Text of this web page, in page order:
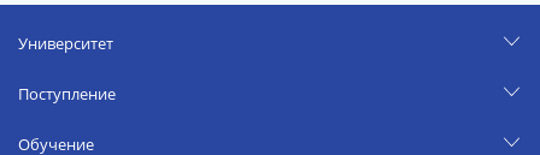
Университет
Поступление
Обучение